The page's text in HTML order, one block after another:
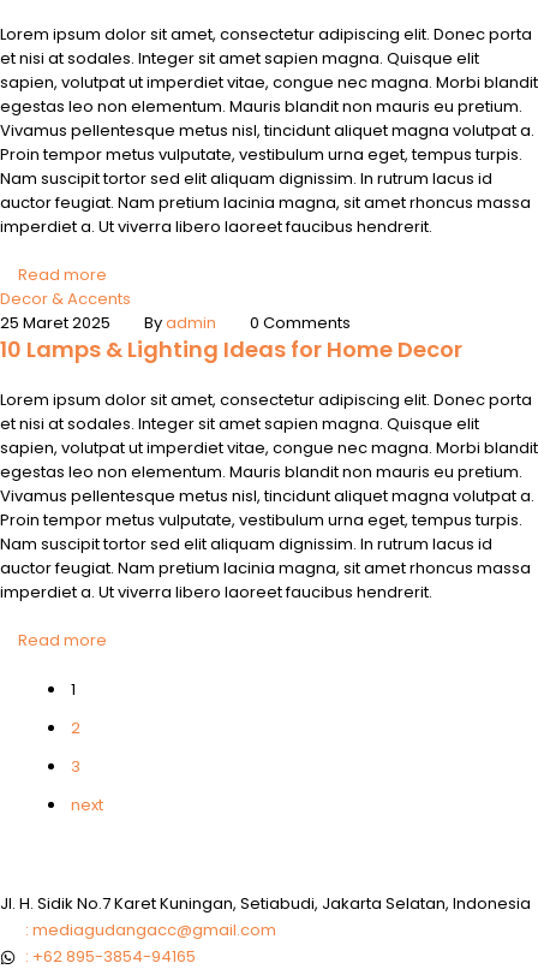
Lorem ipsum dolor sit amet, consectetur adipiscing elit. Donec porta
et nisi at sodales. Integer sit amet sapien magna. Quisque elit
sapien, volutpat ut imperdiet vitae, congue nec magna. Morbi blandit
egestas leo non elementum. Mauris blandit non mauris eu pretium.
Vivamus pellentesque metus nisl, tincidunt aliquet magna volutpat a.
Proin tempor metus vulputate, vestibulum urna eget, tempus turpis.
Nam suscipit tortor sed elit aliquam dignissim. In rutrum lacus id
auctor feugiat. Nam pretium lacinia magna, sit amet rhoncus massa
imperdiet a. Ut viverra libero laoreet faucibus hendrerit.
Read more
Decor & Accents
25 Maret 2025
Byadmin 0 Comments
10 Lamps & Lighting Ideas for Home Decor
Lorem ipsum dolor sit amet, consectetur adipiscing elit. Donec porta
et nisi at sodales. Integer sit amet sapien magna. Quisque elit
sapien, volutpat ut imperdiet vitae, congue nec magna. Morbi blandit
egestas leo non elementum. Mauris blandit non mauris eu pretium.
Vivamus pellentesque metus nisl, tincidunt aliquet magna volutpat a.
Proin tempor metus vulputate, vestibulum urna eget, tempus turpis.
Nam suscipit tortor sed elit aliquam dignissim. In rutrum lacus id
auctor feugiat. Nam pretium lacinia magna, sit amet rhoncus massa
imperdiet a. Ut viverra libero laoreet faucibus hendrerit.
Read more
1
2
3
next
Jl. H. Sidik No.7 Karet Kuningan, Setiabudi, Jakarta Selatan, Indonesia
: mediagudangacc@gmail.com
: +62 895-3854-94165